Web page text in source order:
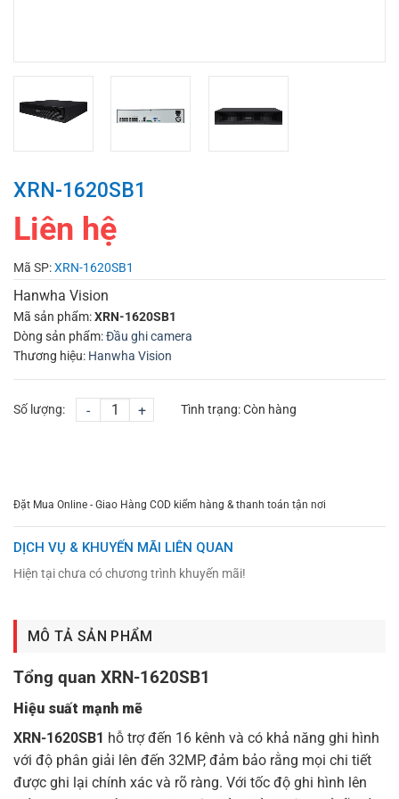
XRN-1620SB1
Liên hệ
Mã SP:XRN-1620SB1
Hanwha Vision
Mã sản phẩm:XRN-1620SB1
Dòng sản phẩm:Đầu ghi camera
Thương hiệu: Hanwha Vision
Số lượng: - + Tình trạng:Còn hàng
Đặt Mua Online - Giao Hàng COD kiểm hàng & thanh toán tận nơi
DỊCH VỤ & KHUYẾN MÃI LIÊN QUAN
Hiện tại chưa có chương trình khuyến mãi!
MÔ TẢ SẢN PHẨM
Tổng quan XRN-1620SB1
Hiệu suất mạnh mẽ
XRN-1620SB1 hỗ trợ đến 16 kênh và có khả năng ghi hình
với độ phân giải lên đến 32MP, đảm bảo rằng mọi chi tiết
được ghi lại chính xác và rõ ràng. Với tốc độ ghi hình lên